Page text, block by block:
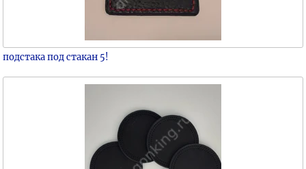
подстака под стакан 5!